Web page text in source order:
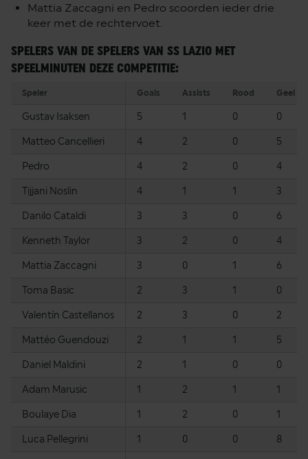
Mattia Zaccagni en Pedro scoorden ieder drie
keer met de rechtervoet.
SPELERS VAN DE SPELERS VAN SS LAZIO MET
SPEELMINUTEN DEZE COMPETITIE:
Speler Goals Assists Rood Geel
Gustav Isaksen 5 1 0 0
Matteo Cancellieri 4 2 0 5
Pedro 4 2 0 4
Tijjani Noslin 4 1 1 3
Danilo Cataldi 3 3 0 6
Kenneth Taylor 3 2 0 4
Mattia Zaccagni 3 0 1 6
Toma Basic 2 3 1 0
Valentín Castellanos 2 3 0 2
Mattéo Guendouzi 2 1 1 5
Daniel Maldini 2 1 0 0
Adam Marusic 1 2 1 1
Boulaye Dia 1 2 0 1
Luca Pellegrini 1 0 0 8